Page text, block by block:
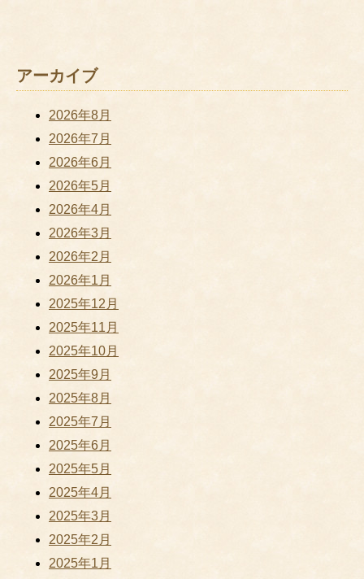
アーカイブ
2026年8月
2026年7月
2026年6月
2026年5月
2026年4月
2026年3月
2026年2月
2026年1月
2025年12月
2025年11月
2025年10月
2025年9月
2025年8月
2025年7月
2025年6月
2025年5月
2025年4月
2025年3月
2025年2月
2025年1月